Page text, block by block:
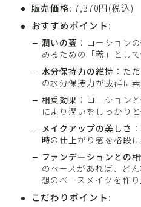
販売価格: 7,370円(税込)
おすすめポイント:
潤いの蓋 ：ローション
めるための「蓋」として
水分保持力の維持 ：た
の水分保持力が抜群に素
相乗効果 ：ローション
により潤いをしっかりと
メイクアップの美しさ
時の仕上がり感を格段
ファンデーションとの
のベースがあれば、ど
想のベースメイクを作
こだわりポイント: